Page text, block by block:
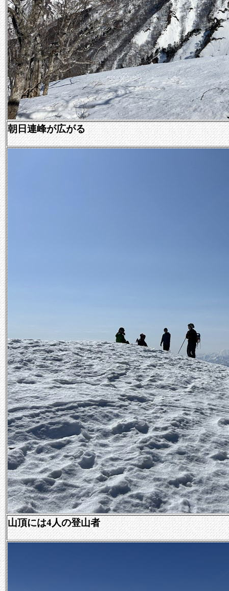
朝日連峰が広がる
山頂には4人の登山者